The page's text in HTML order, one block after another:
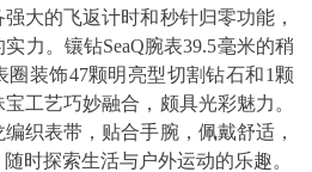
大的飞返计时和秒针归零功能，
力。镶钻SeaQ腕表39.5毫米的稍
圈装饰47颗明亮型切割钻石和1颗
工艺巧妙融合，颇具光彩魅力。
织表带，贴合手腕，佩戴舒适，
时探索生活与户外运动的乐趣。